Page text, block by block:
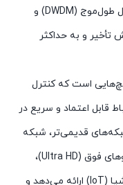
فناوری‌های مدرنی مانند چندگانه‌سازی چگال طول‌موج (DWDM) و
و به حداکثر
است که کنترل
قابل اعتماد و سریع در
قدیمی‌تر، شبکه
۱۰G عملکرد بهتری برای خدماتی مانند ویدئوهای فوق‌ (Ultra HD)،
واقعیت مجازی و بیشتر عملیات اینترنت اشیا (IoT) ارائه می‌دهد و